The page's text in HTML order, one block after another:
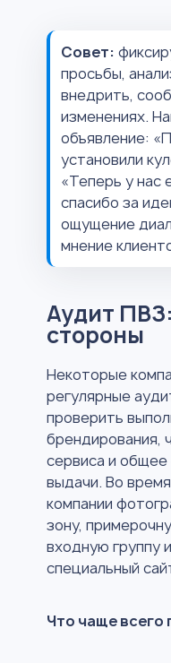
Совет:
просьбы,
внедрить,
изменениях.
объявление:
установили
«Теперь у нас
спасибо за
ощущение
мнение
Аудит
стороны
Некоторые
регулярные
проверить
брендирования,
сервиса и общее
выдачи. Во
компании
зону,
входную группу
специальный
Что чаще